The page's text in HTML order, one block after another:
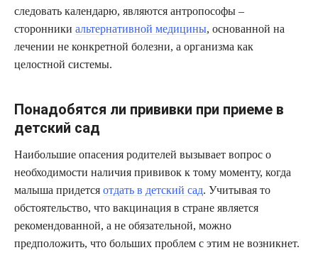
следовать календарю, являются антропософы –
сторонники альтернативной медицины, основанной на
лечении не конкретной болезни, а организма как
целостной системы.
Понадобятся ли прививки при приеме в
детский сад
Наибольшие опасения родителей вызывает вопрос о
необходимости наличия прививок к тому моменту, когда
малыша придется отдать в детский сад. Учитывая то
обстоятельство, что вакцинация в стране является
рекомендованной, а не обязательной, можно
предположить, что больших проблем с этим не возникнет.